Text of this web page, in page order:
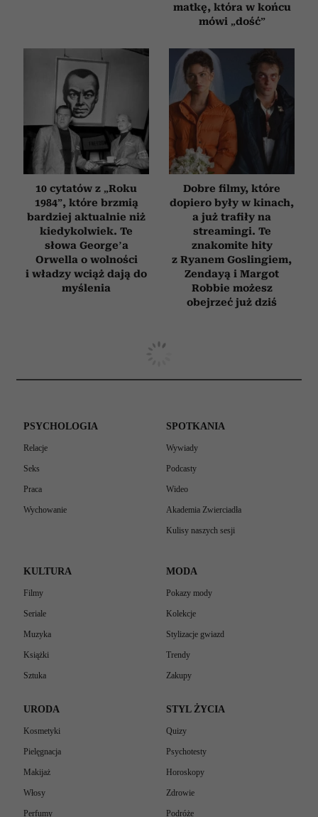
matkę, która w końcu
mówi „dość”
10 cytatów z „Roku
1984”, które brzmią
bardziej aktualnie niż
kiedykolwiek. Te
słowa George’a
Orwella o wolności
i władzy wciąż dają do
myślenia
Dobre filmy, które
dopiero były w kinach,
a już trafiły na
streamingi. Te
znakomite hity
z Ryanem Goslingiem,
Zendayą i Margot
Robbie możesz
obejrzeć już dziś
PSYCHOLOGIA
Relacje
Seks
Praca
Wychowanie
SPOTKANIA
Wywiady
Podcasty
Wideo
Akademia Zwierciadła
Kulisy naszych sesji
KULTURA
Filmy
Seriale
Muzyka
Książki
Sztuka
MODA
Pokazy mody
Kolekcje
Stylizacje gwiazd
Trendy
Zakupy
URODA
Kosmetyki
Pielęgnacja
Makijaż
Włosy
Perfumy
STYL ŻYCIA
Quizy
Psychotesty
Horoskopy
Zdrowie
Podróże